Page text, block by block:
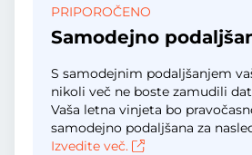
PRIPOROČENO
Samodejno
S samodejnim podaljšanjem
nikoli več ne boste zamudili
Vaša letna vinjeta bo
samodejno podaljšana za
Izvedite več.